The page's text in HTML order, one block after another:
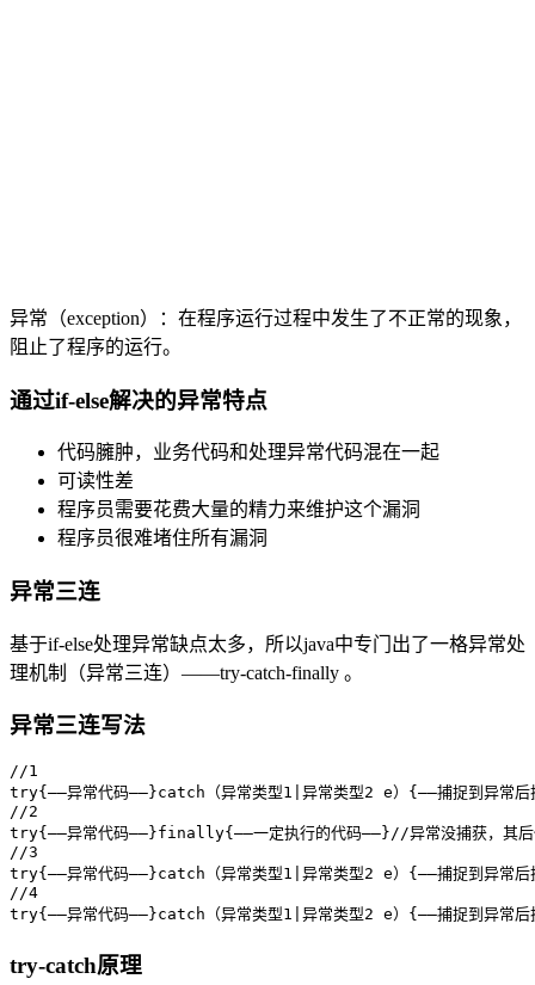
异常（exception）：在程序运行过程中发生了不正常的现象，
阻止了程序的运行。
通过if-else解决的异常特点
代码臃肿，业务代码和处理异常代码混在一起
可读性差
程序员需要花费大量的精力来维护这个漏洞
程序员很难堵住所有漏洞
异常三连
基于if-else处理异常缺点太多，所以java中专门出了一格异常处
理机制（异常三连）——try-catch-finally 。
异常三连写法
//1
try{——异常代码——}catch（异常类型1|异常类型2 e）{——捕捉到异常
//2
try{——异常代码——}finally{——一定执行的代码——}//异常没捕获，其后
//3
try{——异常代码——}catch（异常类型1|异常类型2 e）{——捕捉到异常后
//4
try{——异常代码——}catch（异常类型1|异常类型2 e）{——捕捉到异常
try-catch原理